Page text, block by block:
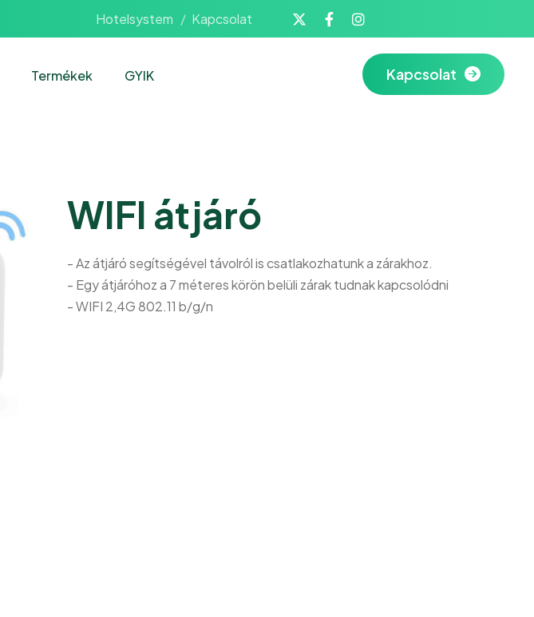
Hotelsystem Kapcsolat
Termékek GYIK Kapcsolat
WIFI átjáró
- Az átjáró segítségével távolról is csatlakozhatunk a zárakhoz.
- Egy átjáróhoz a 7 méteres körön belüli zárak tudnak kapcsolódni
- WIFI 2,4G 802.11 b/g/n